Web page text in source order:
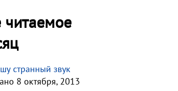
странный звук
8 октября, 2013